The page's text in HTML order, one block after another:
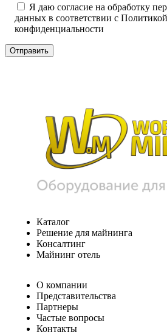
Я даю согласие на обработку
данных в соответствии с Политикой
конфиденциальности
Каталог
Решение для майнинга
Консалтинг
Майнинг отель
О компании
Представительства
Партнеры
Частые вопросы
Контакты